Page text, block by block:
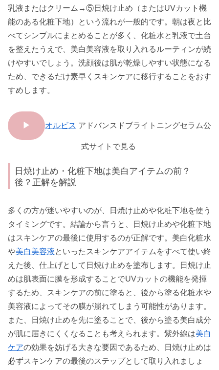
乳液またはクリーム→⑤日焼け止め（またはUVカット機
能のある化粧下地）という流れが一般的です。朝は夜と比
べてシンプルにまとめることが多く、化粧水と乳液で土台
を整えたうえで、美白美容液を取り入れるルーティンが続
けやすいでしょう。洗顔後は肌が乾燥しやすい状態になる
ため、できるだけ素早くスキンケアに移行することをおす
すめします。
▶ オルビス アドバンスドブライトニングセラム公
式サイトで見る
日焼け止め・化粧下地は美白アイテムの前？
後？正解を解説
多くの方が迷いやすいのが、日焼け止めや化粧下地を使う
タイミングです。結論から言うと、日焼け止めや化粧下地
はスキンケアの最後に使用するのが正解です。美白化粧水
や美白美容液といったスキンケアアイテムをすべて使い終
えた後、仕上げとして日焼け止めを塗布します。日焼け止
めは肌表面に膜を形成することでUVカットの機能を発揮
するため、スキンケアの前に塗ると、後から塗る化粧水や
美容液によってその膜が崩れてしまう可能性があります。
また、日焼け止めを先に塗ることで、後から塗る美白成分
が肌に届きにくくなることも考えられます。紫外線は美白
ケアの効果を妨げる大きな要因であるため、日焼け止めは
必ずスキンケアの最後のステップとして取り入れましょ